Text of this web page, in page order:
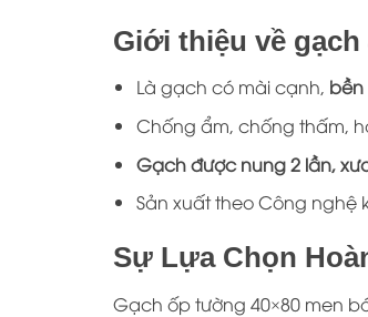
Giới thiệu về
Là gạch có mài cạnh,
Chống ẩm, chống thấm,
Gạch được nung 2 lần,
Sản xuất theo Công nghệ
Sự Lựa Chọn
Gạch ốp tường 40×80 men